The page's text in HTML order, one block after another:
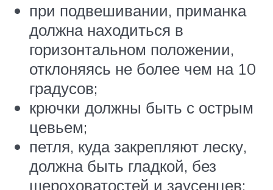
при подвешивании, приманка
должна находиться в
горизонтальном положении,
отклоняясь не более чем на 10
градусов;
крючки должны быть с острым
цевьем;
петля, куда закрепляют леску,
должна быть гладкой, без
шероховатостей и заусенцев;